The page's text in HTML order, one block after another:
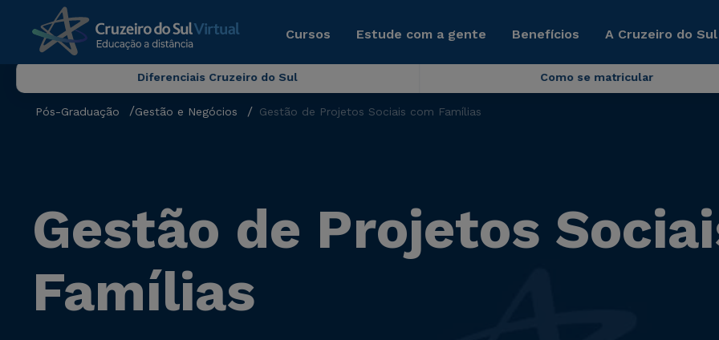
Cursos Estude com a gente Benefícios A Cruzeiro do
Diferenciais Cruzeiro do Sul Como se matricular
Pós-Graduação Gestão e Negócios Gestão de Projetos Sociais com Famílias
Gestão de Projetos
Famílias